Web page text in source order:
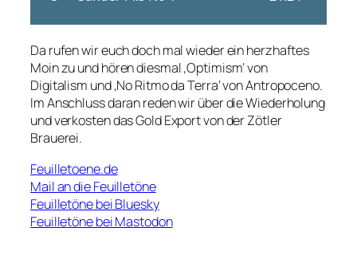
Da rufen wir euch doch mal wieder ein herzhaftes
Moin zu und hören diesmal ‚Optimism‘ von
Digitalism und ‚No Ritmo da Terra‘ von Antropoceno.
Im Anschluss daran reden wir über die Wiederholung
und verkosten das Gold Export von der Zötler
Brauerei.
Feuilletoene.de
Mail an die Feuilletöne
Feuilletöne bei Bluesky
Feuilletöne bei Mastodon